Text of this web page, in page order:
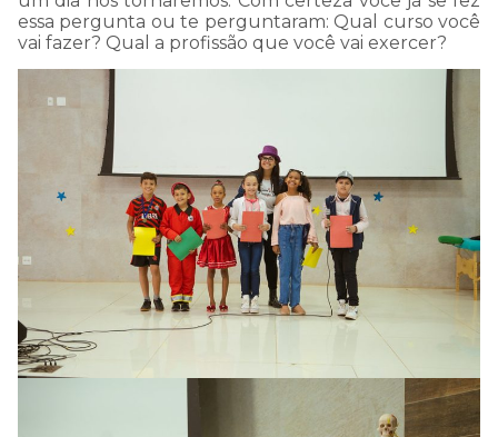
essa pergunta ou te perguntaram: Qual curso você
vai fazer? Qual a profissão que você vai exercer?
COMUNICADO
IMPORTANTE: